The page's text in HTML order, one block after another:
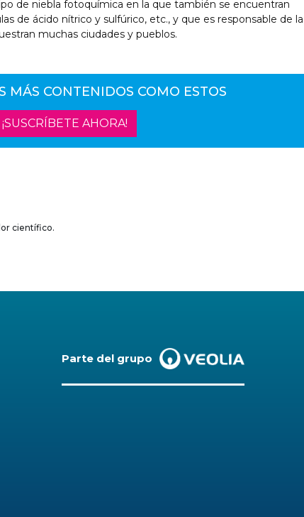
de niebla fotoquímica en la que también se encuentran
de ácido nítrico y sulfúrico, etc., y que es responsable de la
muchas ciudades y pueblos.
MÁS CONTENIDOS COMO ESTOS
¡SUSCRÍBETE AHORA!
científico.
Parte del grupo